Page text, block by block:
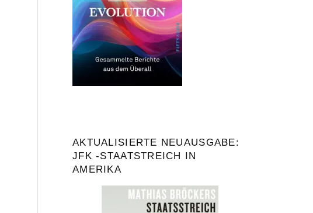
AKTUALISIERTE NEUAUSGABE:
JFK -STAATSTREICH IN
AMERIKA